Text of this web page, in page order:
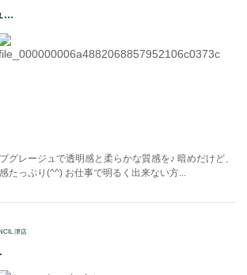
...
グレージュで透明感と柔らかな質感を♪ 暗めだけど、
たっぷり(^^) お仕事で明るく出来ない方...
津店